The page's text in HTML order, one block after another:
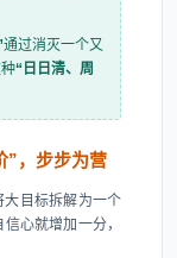
通过消灭一个又
“日日清、周
，步步为营
大目标拆解为一个
心就增加一分，